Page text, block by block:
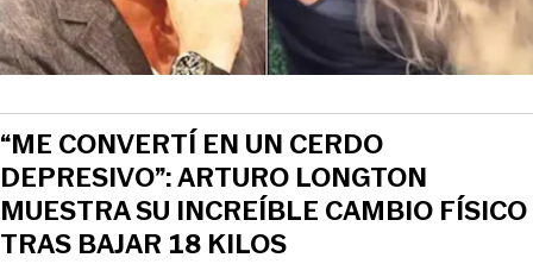
“ME CONVERTÍ EN UN CERDO
DEPRESIVO”: ARTURO LONGTON
MUESTRA SU INCREÍBLE CAMBIO FÍSICO
TRAS BAJAR 18 KILOS